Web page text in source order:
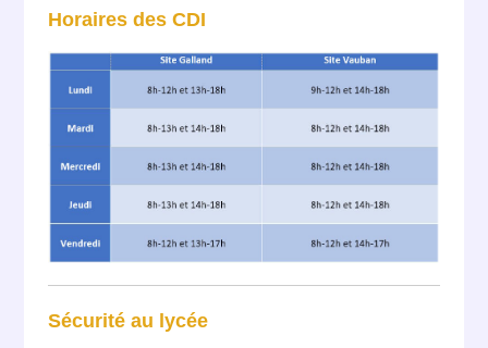
Horaires des CDI
Sécurité au lycée